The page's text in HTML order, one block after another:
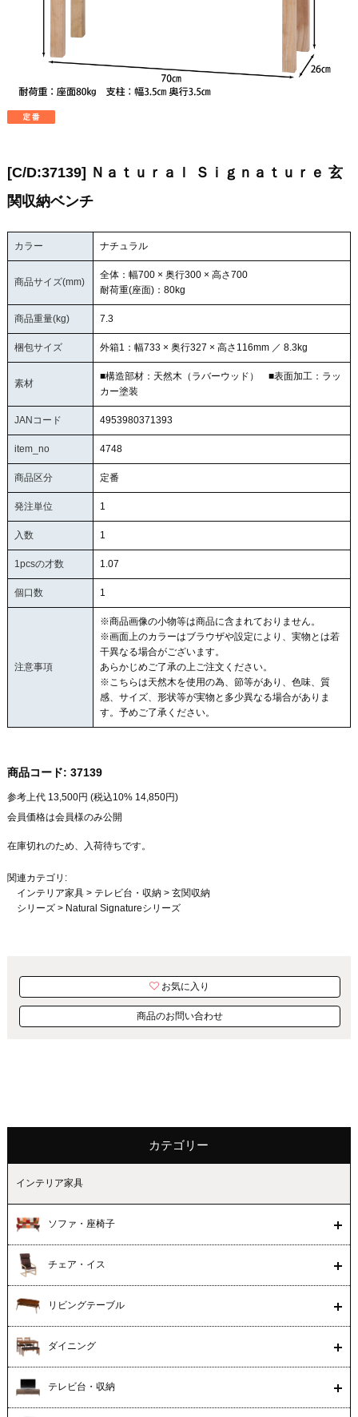
[C/D:37139] Ｎａｔｕｒａｌ Ｓｉｇｎａｔｕｒｅ 玄
関収納ベンチ
カラー ナチュラル
商品サイズ(mm)
全体：幅700 × 奥行300 × 高さ700
耐荷重(座面)：80kg
商品重量(kg) 7.3
梱包サイズ 外箱1：幅733 × 奥行327 × 高さ116mm ／ 8.3kg
素材
■構造部材：天然木（ラバーウッド） ■表面加工：ラッ
カー塗装
JANコード 4953980371393
item_no 4748
商品区分 定番
発注単位 1
入数 1
1pcsの才数 1.07
個口数 1
注意事項
※商品画像の小物等は商品に含まれておりません。
※画面上のカラーはブラウザや設定により、実物とは若
干異なる場合がございます。
あらかじめご了承の上ご注文ください。
※こちらは天然木を使用の為、節等があり、色味、質
感、サイズ、形状等が実物と多少異なる場合がありま
す。予めご了承ください。
商品コード: 37139
参考上代 13,500円 (税込10% 14,850円)
会員価格は会員様のみ公開
在庫切れのため、入荷待ちです。
関連カテゴリ:
インテリア家具> テレビ台・収納> 玄関収納
シリーズ> Natural Signatureシリーズ
お気に入り
商品のお問い合わせ
カテゴリー
インテリア家具
ソファ・座椅子
チェア・イス
リビングテーブル
ダイニング
テレビ台・収納